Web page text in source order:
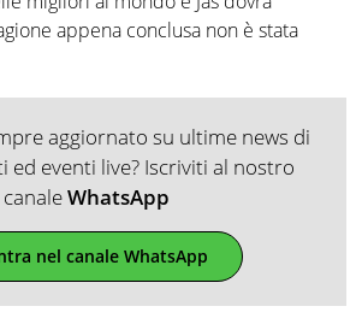
appena conclusa non è stata
aggiornato su ultime news di
ed eventi live? Iscriviti al nostro
canaleWhatsApp
nel canale WhatsApp